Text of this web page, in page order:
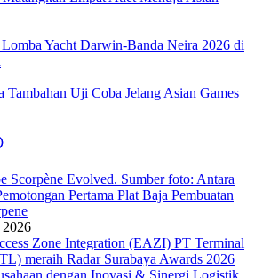
Yacht Darwin-Banda Neira 2026 di
Tambahan Uji Coba Jelang Asian Games
Pertama Plat Baja Pembuatan